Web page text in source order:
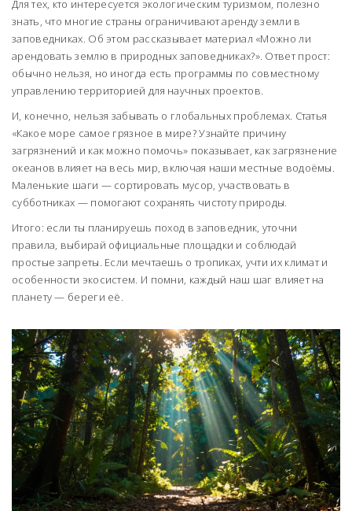
Для тех, кто интересуется экологическим туризмом, полезно
знать, что многие страны ограничивают аренду земли в
заповедниках. Об этом рассказывает материал «Можно ли
арендовать землю в природных заповедниках?». Ответ прост:
обычно нельзя, но иногда есть программы по совместному
управлению территорией для научных проектов.
И, конечно, нельзя забывать о глобальных проблемах. Статья
«Какое море самое грязное в мире? Узнайте причину
загрязнений и как можно помочь» показывает, как загрязнение
океанов влияет на весь мир, включая наши местные водоёмы.
Маленькие шаги — сортировать мусор, участвовать в
субботниках — помогают сохранять чистоту природы.
Итого: если ты планируешь поход в заповедник, уточни
правила, выбирай официальные площадки и соблюдай
простые запреты. Если мечтаешь о тропиках, учти их климат и
особенности экосистем. И помни, каждый наш шаг влияет на
планету — береги её.